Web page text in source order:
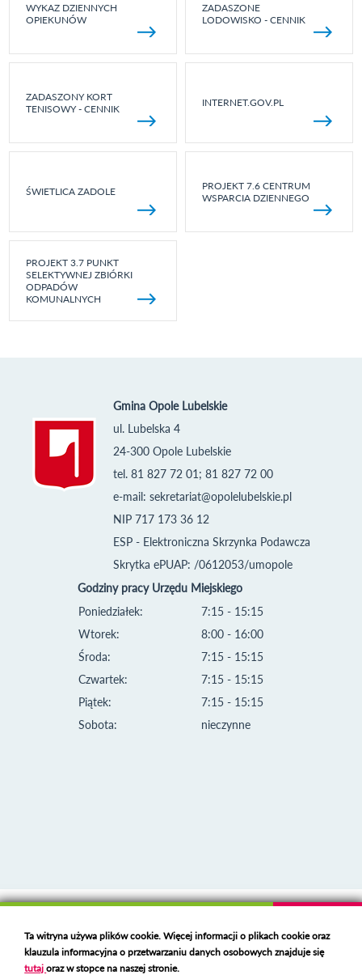
WYKAZ DZIENNYCH
OPIEKUNÓW
ZADASZONE
LODOWISKO - CENNIK
ZADASZONY KORT
TENISOWY - CENNIK
INTERNET.GOV.PL
ŚWIETLICA ZADOLE
PROJEKT 7.6 CENTRUM
WSPARCIA DZIENNEGO
PROJEKT 3.7 PUNKT
SELEKTYWNEJ ZBIÓRKI
ODPADÓW
KOMUNALNYCH
Gmina Opole Lubelskie
ul. Lubelska 4
24-300 Opole Lubelskie
tel. 81 827 72 01; 81 827 72 00
e-mail: sekretariat@opolelubelskie.pl
NIP 717 173 36 12
ESP - Elektroniczna Skrzynka Podawcza
Skrytka ePUAP: /0612053/umopole
Godziny pracy Urzędu Miejskiego
Poniedziałek:
Wtorek:
Środa:
Czwartek:
Piątek:
Sobota:
7:15 - 15:15
8:00 - 16:00
7:15 - 15:15
7:15 - 15:15
7:15 - 15:15
nieczynne
Deklaracja dostępności
Polski serwer RBLhttps://polspam.pl/
Ta witryna używa plików cookie. Więcej informacji o plikach cookie oraz
klauzula informacyjna o przetwarzaniu danych osobowych znajduje się
tutajoraz w stopce na naszej stronie.